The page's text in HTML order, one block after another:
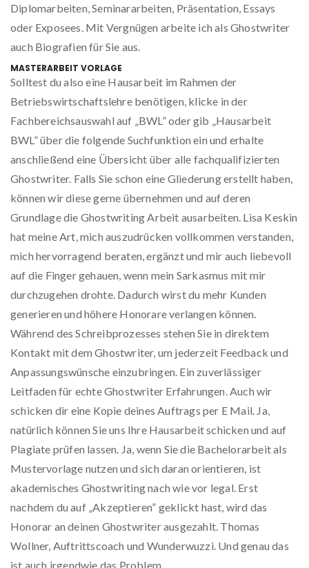
Diplomarbeiten, Seminararbeiten, Präsentation, Essays
oder Exposees. Mit Vergnügen arbeite ich als Ghostwriter
auch Biografien für Sie aus.
MASTERARBEIT VORLAGE
Solltest du also eine Hausarbeit im Rahmen der
Betriebswirtschaftslehre benötigen, klicke in der
Fachbereichsauswahl auf „BWL” oder gib „Hausarbeit
BWL” über die folgende Suchfunktion ein und erhalte
anschließend eine Übersicht über alle fachqualifizierten
Ghostwriter. Falls Sie schon eine Gliederung erstellt haben,
können wir diese gerne übernehmen und auf deren
Grundlage die Ghostwriting Arbeit ausarbeiten. Lisa Keskin
hat meine Art, mich auszudrücken vollkommen verstanden,
mich hervorragend beraten, ergänzt und mir auch liebevoll
auf die Finger gehauen, wenn mein Sarkasmus mit mir
durchzugehen drohte. Dadurch wirst du mehr Kunden
generieren und höhere Honorare verlangen können.
Während des Schreibprozesses stehen Sie in direktem
Kontakt mit dem Ghostwriter, um jederzeit Feedback und
Anpassungswünsche einzubringen. Ein zuverlässiger
Leitfaden für echte Ghostwriter Erfahrungen. Auch wir
schicken dir eine Kopie deines Auftrags per E Mail. Ja,
natürlich können Sie uns Ihre Hausarbeit schicken und auf
Plagiate prüfen lassen. Ja, wenn Sie die Bachelorarbeit als
Mustervorlage nutzen und sich daran orientieren, ist
akademisches Ghostwriting nach wie vor legal. Erst
nachdem du auf „Akzeptieren” geklickt hast, wird das
Honorar an deinen Ghostwriter ausgezahlt. Thomas
Wollner, Auftrittscoach und Wunderwuzzi. Und genau das
ist auch irgendwie das Problem.